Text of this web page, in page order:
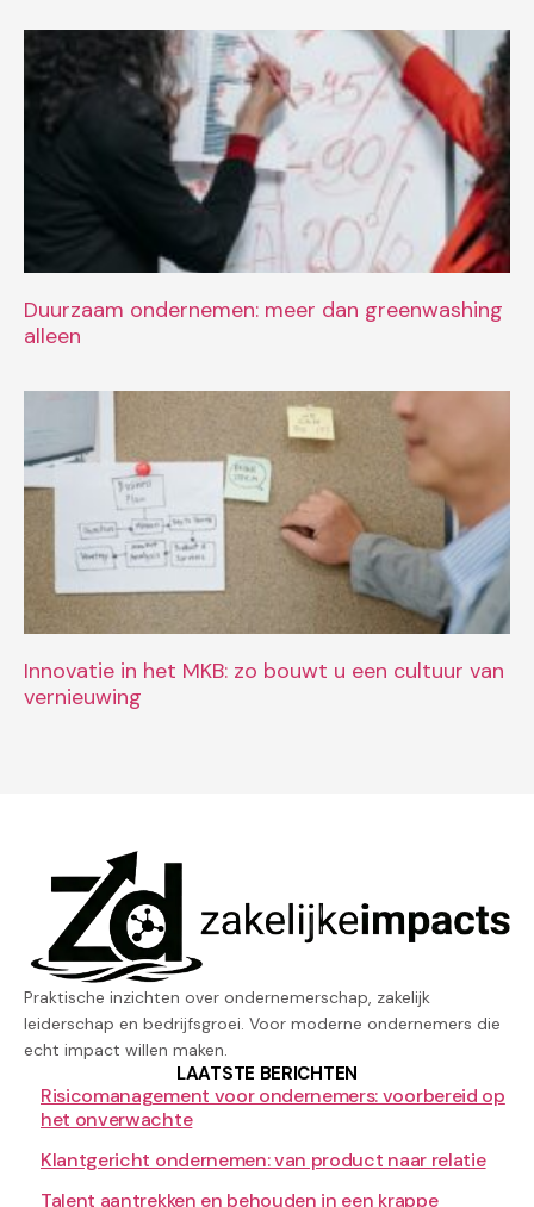
Duurzaam ondernemen: meer dan greenwashing
alleen
Innovatie in het MKB: zo bouwt u een cultuur van
vernieuwing
Praktische inzichten over ondernemerschap, zakelijk
leiderschap en bedrijfsgroei. Voor moderne ondernemers die
echt impact willen maken.
LAATSTE BERICHTEN
Risicomanagement voor ondernemers: voorbereid op
het onverwachte
Klantgericht ondernemen: van product naar relatie
Talent aantrekken en behouden in een krappe